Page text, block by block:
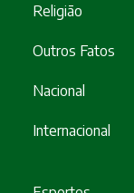
Religião
Outros Fatos
Nacional
Internacional